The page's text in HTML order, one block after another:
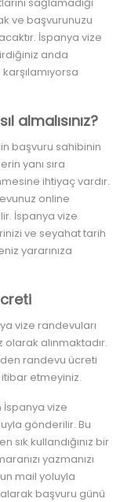
ve başvurunuzu
İspanya vize
anda
almalısınız?
başvuru sahibinin
yanı sıra
ihtiyaç vardır.
online
İspanya vize
ve seyahat tarih
yararınıza
vize randevuları
alınmaktadır.
randevu ücreti
etmeyiniz.
İspanya vize
gönderilir. Bu
sık kullandığınız bir
yazmanızı
mail yoluyla
alarak başvuru günü